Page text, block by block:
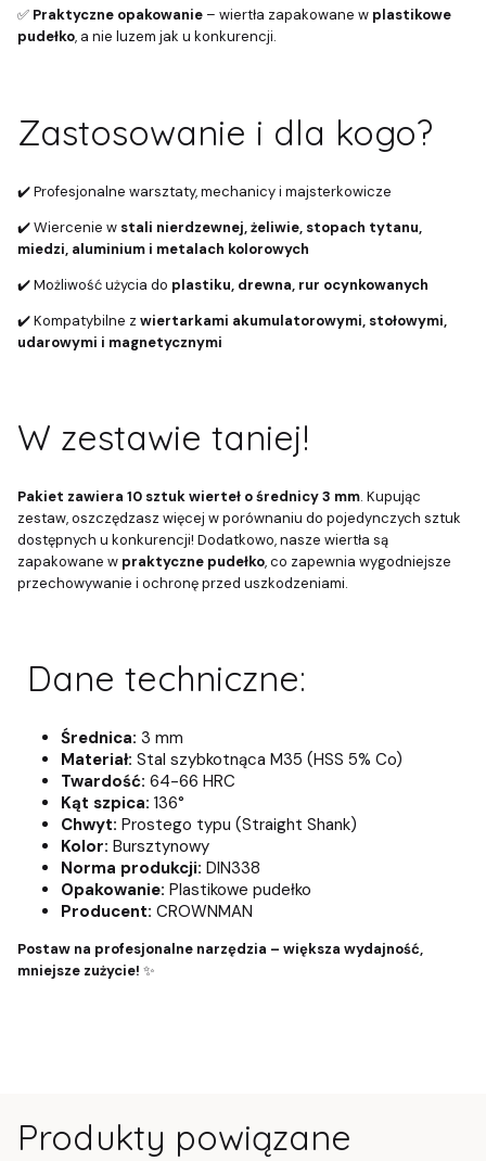
✅ Praktyczne opakowanie – wiertła zapakowane w plastikowe
pudełko, a nie luzem jak u konkurencji.
Zastosowanie i dla kogo?
✔️ Profesjonalne warsztaty, mechanicy i majsterkowicze
✔️ Wiercenie w stali nierdzewnej, żeliwie, stopach tytanu,
miedzi, aluminium i metalach kolorowych
✔️ Możliwość użycia do plastiku, drewna, rur ocynkowanych
✔️ Kompatybilne z wiertarkami akumulatorowymi, stołowymi,
udarowymi i magnetycznymi
W zestawie taniej!
Pakiet zawiera 10 sztuk wierteł o średnicy 3 mm. Kupując
zestaw, oszczędzasz więcej w porównaniu do pojedynczych sztuk
dostępnych u konkurencji! Dodatkowo, nasze wiertła są
zapakowane w praktyczne pudełko, co zapewnia wygodniejsze
przechowywanie i ochronę przed uszkodzeniami.
Dane techniczne:
Średnica: 3 mm
Materiał: Stal szybkotnąca M35 (HSS 5% Co)
Twardość: 64-66 HRC
Kąt szpica: 136°
Chwyt: Prostego typu (Straight Shank)
Kolor: Bursztynowy
Norma produkcji: DIN338
Opakowanie: Plastikowe pudełko
Producent: CROWNMAN
Postaw na profesjonalne narzędzia – większa wydajność,
mniejsze zużycie! ✨
Produkty powiązane